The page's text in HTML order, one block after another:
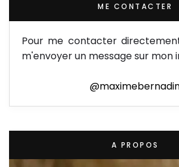
ME CONTACTER
Pour me contacter
m'envoyer un message sur mon
A PROPOS